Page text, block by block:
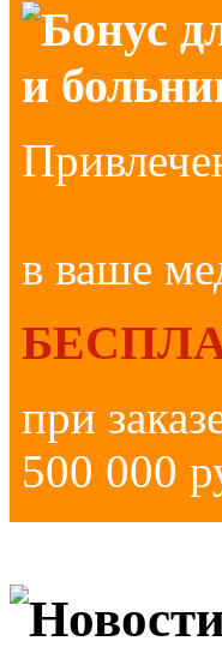
Бонус
и
в ваше
при
500 000